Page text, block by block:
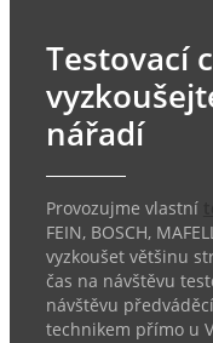
Testovací
nářadí
Provozujme vlastní
FEIN, BOSCH,
vyzkoušet většinu
čas na návštěvu
návštěvu
technikem přímo u